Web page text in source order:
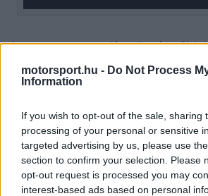
motorsport.hu - Do Not Process
Information
If you wish to opt-out of the sale, sharing
processing of your personal or sensitive
targeted advertising by us, please use
section to confirm your selection. Please
opt-out request is processed you may
interest-based ads based on personal
A gyenge szereplés ellenére
lehetőséget kapott az F2-ben is,
színeiben indult, és 2025-ben is
Pontot azonban ott sem sikerült
miközben német csapattársa,
a szezonnyitón, Melbourne-ben